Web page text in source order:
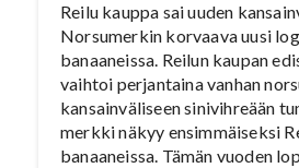
Reilu kauppa sai uuden
Norsumerkin korvaava uusi
banaaneissa. Reilun kaupan
vaihtoi perjantaina vanhan
kansainväliseen sinivihreään
merkki näkyy ensimmäiseksi
banaaneissa. Tämän vuoden